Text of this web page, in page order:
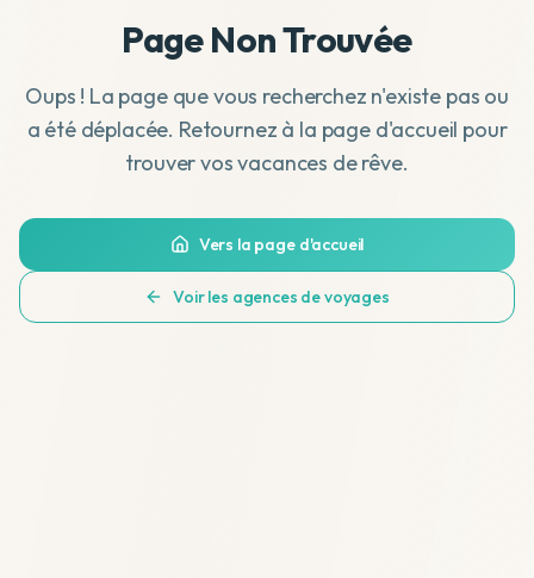
Page Non Trouvée
Oups ! La page que vous recherchez n'existe pas ou
a été déplacée. Retournez à la page d'accueil pour
trouver vos vacances de rêve.
Vers la page d'accueil
Voir les agences de voyages